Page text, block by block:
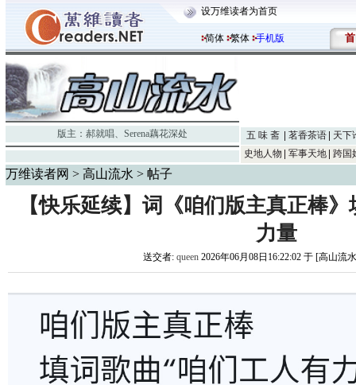
设万维读者为首页
简体 繁体 手机版 首
版主： 郝就唱、 Serena藕花深处 五 味 斋 茗香茶语
天下
史地人物
军事天地 跨国
万维读者网 > 高山流水 > 帖子
【快乐延续】词《咱们版主真正棒
力量
送交者: queen2026年06月08日16:22:02 于 [高山流